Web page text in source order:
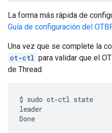
La forma más rápida de
Guía de configuración del
Una vez que se complete la
ot-ctl para validar que el
de Thread.
$ sudo ot-ctl state
leader